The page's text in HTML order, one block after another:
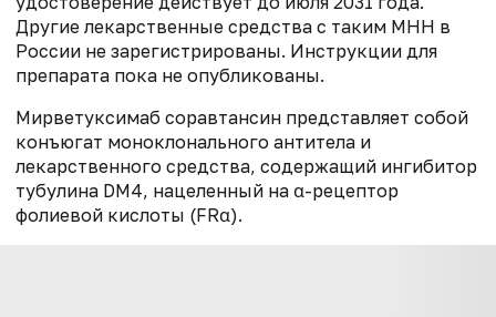
Другие лекарственные средства с таким МНН в
России не зарегистрированы. Инструкции для
препарата пока не опубликованы.
Мирветуксимаб соравтансин представляет собой
конъюгат моноклонального антитела и
лекарственного средства, содержащий ингибитор
тубулина DM4, нацеленный на α-рецептор
фолиевой кислоты (FRα).